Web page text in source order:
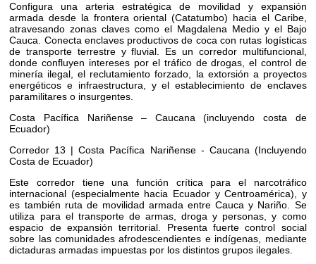
Configura una arteria estratégica de movilidad y expansión
armada desde la frontera oriental (Catatumbo) hacia el Caribe,
atravesando zonas claves como el Magdalena Medio y el Bajo
Cauca. Conecta enclaves productivos de coca con rutas logísticas
de transporte terrestre y fluvial. Es un corredor multifuncional,
donde confluyen intereses por el tráfico de drogas, el control de
minería ilegal, el reclutamiento forzado, la extorsión a proyectos
energéticos e infraestructura, y el establecimiento de enclaves
paramilitares o insurgentes.
Costa Pacífica Nariñense – Caucana (incluyendo costa de
Ecuador)
Corredor 13 | Costa Pacífica Nariñense - Caucana (Incluyendo
Costa de Ecuador)
Este corredor tiene una función crítica para el narcotráfico
internacional (especialmente hacia Ecuador y Centroamérica), y
es también ruta de movilidad armada entre Cauca y Nariño. Se
utiliza para el transporte de armas, droga y personas, y como
espacio de expansión territorial. Presenta fuerte control social
sobre las comunidades afrodescendientes e indígenas, mediante
dictaduras armadas impuestas por los distintos grupos ilegales.